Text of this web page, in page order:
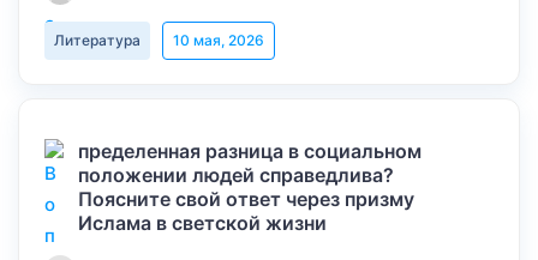
Литература 10 мая, 2026
пределенная разница в социальном
положении людей справедлива?
Поясните свой ответ через призму
Ислама в светской жизни